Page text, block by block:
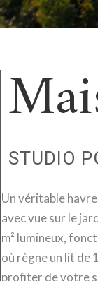
STUDIO
Un véritable
avec vue sur le
m² lumineux,
où règne un lit de
profiter de votre